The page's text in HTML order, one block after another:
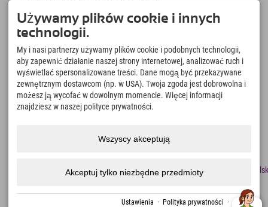
Czas na chwile odkrywcy
166
Jeziora górskie i baseny
rekreacyjne
4.634km
Stoki do jazdy na nartach i
snowboardzie
8.991km
Szlaki do pieszych
wędrówek i wspinaczki
97%
Nasi goście nas polecają
Dostępność naciskać Certyfikaty
zrównoważonego
Używamy plików cookie i innych
technologii.
My i nasi partnerzy używamy plików cookie i podobnych technologii,
aby zapewnić działanie naszej strony internetowej, analizować ruch i
wyświetlać spersonalizowane treści. Dane mogą być przekazywane
zewnętrznym dostawcom (np. w USA). Twoja zgoda jest dobrowolna i
możesz ją wycofać w dowolnym momencie. Więcej informacji
znajdziesz w naszej polityce prywatności.
Wszyscy akceptują
Akceptuj tylko niezbędne przedmioty
Ustawienia · Polityka prywatności · odcisk